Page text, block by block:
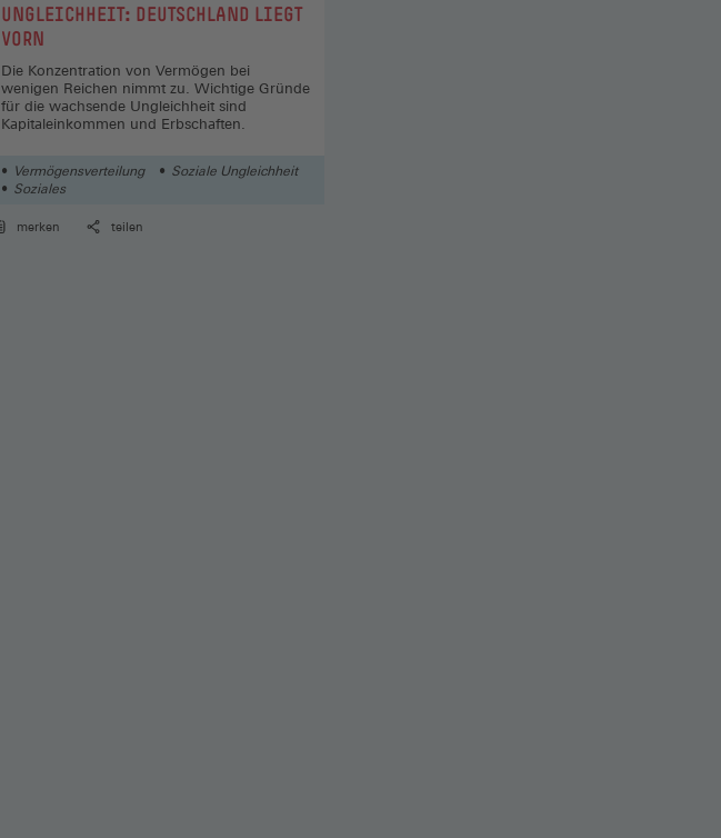
:UNGLEICHHEIT: DEUTSCHLAND LIEGT
VORN
Die Konzentration von Vermögen bei
wenigen Reichen nimmt zu. Wichtige Gründe
für die wachsende Ungleichheit sind
Kapitaleinkommen und Erbschaften.
Vermögensverteilung
Soziale Ungleichheit
Soziales
merken teilen